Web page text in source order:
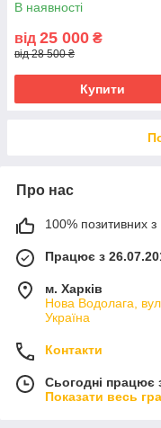
В наявності
від 25 000 ₴
від 28 500 ₴
Купити
Про нас
100% позитивних з
Працює з
м. Харків
Нова Водолага,
Україна
Контакти
Сьогодні працює
Показати весь